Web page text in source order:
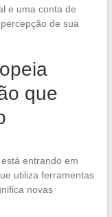
e uma conta de
de sua
que
entrando em
utiliza ferramentas
novas